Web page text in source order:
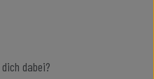
dabei?